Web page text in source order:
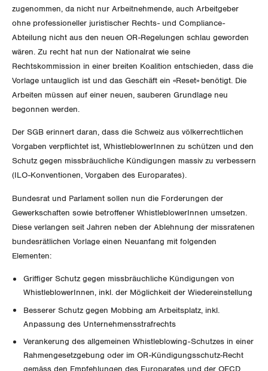
Schweiz
Landesstreik
GEWERKSCHAFTSMITGLIED WERDEN
LOHNRECHNER
WEITERBILDUNG
NEWSLETTER
Bestellformular
DER SGB
GREMIEN
Jugendkommission
Migrationskommission
Rentner:innen-Kommission
KANTONALE BÜNDE
Beide Basel
Bern
Genf
Glarus
Graubünden
ANGESCHLOSSENE VERBÄNDE
Medien
Publikationen
Artikel
Medienmitteilungen
Bücher/Broschüren
Blog
Der Europa-Blog
Kontakt
zugenommen, da nicht nur Arbeitnehmende, auch Arbeitgeber
ohne professioneller juristischer Rechts- und Compliance-
Abteilung nicht aus den neuen OR-Regelungen schlau geworden
wären. Zu recht hat nun der Nationalrat wie seine
Rechtskommission in einer breiten Koalition entschieden, dass die
Vorlage untauglich ist und das Geschäft ein «Reset» benötigt. Die
Arbeiten müssen auf einer neuen, sauberen Grundlage neu
begonnen werden.
Der SGB erinnert daran, dass die Schweiz aus völkerrechtlichen
Vorgaben verpflichtet ist, WhistleblowerInnen zu schützen und den
Schutz gegen missbräuchliche Kündigungen massiv zu verbessern
(ILO-Konventionen, Vorgaben des Europarates).
Bundesrat und Parlament sollen nun die Forderungen der
Gewerkschaften sowie betroffener WhistleblowerInnen umsetzen.
Diese verlangen seit Jahren neben der Ablehnung der missratenen
bundesrätlichen Vorlage einen Neuanfang mit folgenden
Elementen:
Griffiger Schutz gegen missbräuchliche Kündigungen von
WhistleblowerInnen, inkl. der Möglichkeit der Wiedereinstellung
Besserer Schutz gegen Mobbing am Arbeitsplatz, inkl.
Anpassung des Unternehmensstrafrechts
Verankerung des allgemeinen Whistleblowing-Schutzes in einer
Rahmengesetzgebung oder im OR-Kündigungsschutz-Recht
gemäss den Empfehlungen des Europarates und der OECD